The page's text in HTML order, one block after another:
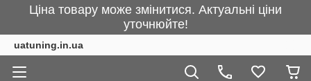
Ціна товару може змінитися. Актуальні ціни
уточнюйте!
uatuning.in.ua